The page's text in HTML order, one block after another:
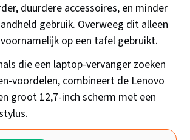
duurdere accessoires, en minder
gebruik. Overweeg dit alleen
op een tafel gebruikt.
die een laptop-vervanger zoeken
voordelen, combineert de Lenovo
groot 12,7-inch scherm met een